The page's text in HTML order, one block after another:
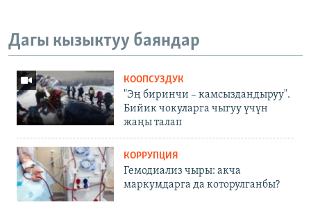
Дагы кызыктуу баяндар
КООПСУЗДУК
"Эң биринчи – камсыздандыруу".
Бийик чокуларга чыгуу үчүн
жаңы талап
КОРРУПЦИЯ
Гемодиализ чыры: акча
маркумдарга да которулганбы?